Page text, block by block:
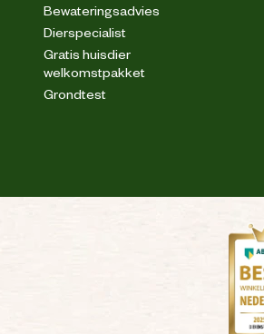
Bewateringsadvies
Dierspecialist
Gratis huisdier
welkomstpakket
Grondtest